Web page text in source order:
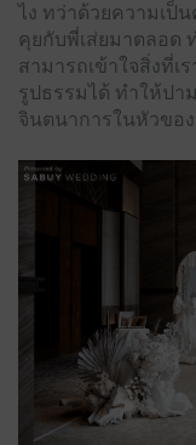
ไง ทว่าด้วยความเป็
คุยกับพี่เส่ยมาตลอด
สามารถเข้าใจสิ่งที่เ
รูปธรรมได้ ทําให้ปา
จินตนาการในหัวของ